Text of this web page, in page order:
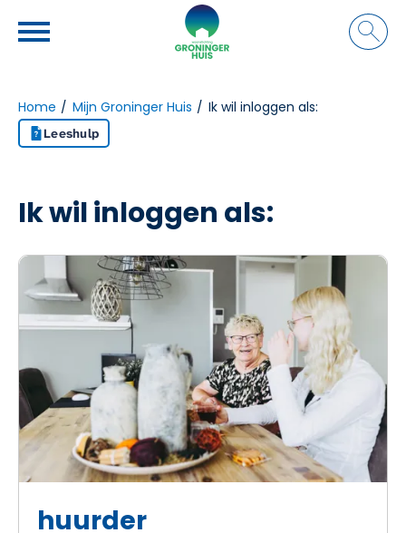
Naar hoofdinhoud
Naar hoofdnavigatiemenu
Naar zoeken
Naar de homepage
Ga naar Hoofd
Home Mijn Groninger Huis Ik wil inloggen als:
Leeshulp
Ik wil inloggen als:
huurder